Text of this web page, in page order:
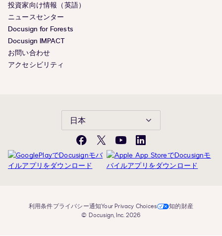
投資家向け情報（英語）
ニュースセンター
Docusign for Forests
Docusign IMPACT
お問い合わせ
アクセシビリティ
日本
Facebook
X(旧
Twitter)
YouTubeLinkedIn
利用条件プライバシー通知Your Privacy Choices
知的財産
© Docusign, Inc. 2026